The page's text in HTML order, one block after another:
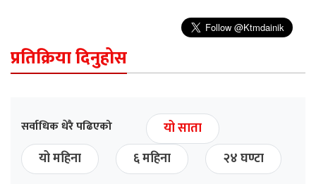
प्रतिक्रिया दिनुहोस
सर्वाधिक धेरै पढिएको
यो साता
यो महिना
६ महिना २४ घण्टा